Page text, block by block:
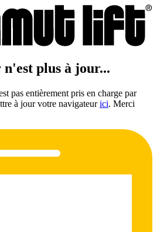
plus à jour...
pas entièrement pris en charge par
à jour votre navigateurici. Merci